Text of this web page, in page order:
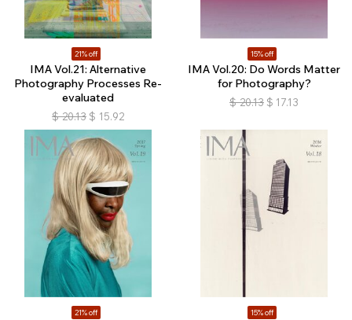
21% off
IMA Vol.21: Alternative
Photography Processes Re-
evaluated
$ 20.13 $ 15.92
15% off
IMA Vol.20: Do Words Matter
for Photography?
$ 20.13 $ 17.13
21% off 15% off